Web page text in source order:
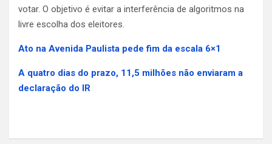
votar. O objetivo é evitar a interferência de algoritmos na
livre escolha dos eleitores.
Ato na Avenida Paulista pede fim da escala 6×1
A quatro dias do prazo, 11,5 milhões não enviaram a
declaração do IR